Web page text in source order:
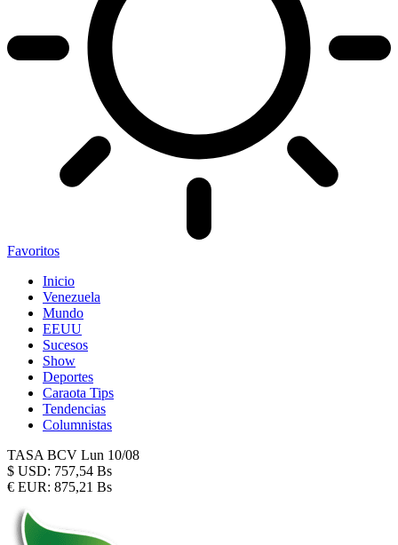
Favoritos
Inicio
Venezuela
Mundo
EEUU
Sucesos
Show
Deportes
Caraota Tips
Tendencias
Columnistas
TASA BCV Lun 10/08
$ USD: 757,54 Bs
€ EUR: 875,21 Bs